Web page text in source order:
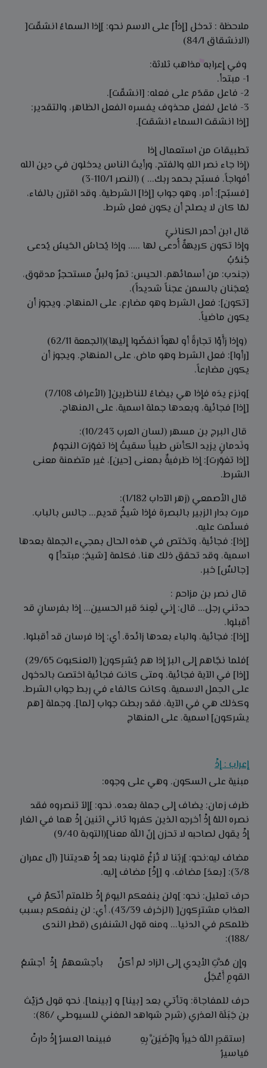
ملاحظة : تدخل [إذاْ] على الاسم نحو: ]إذا السماءُ انشقّت[
(الانشقاق 84/1)
وفي إعرابه مذاهب ثلاثة:
1- مبتدأ.
2- فاعل مقدّم على فعله: [انشقّت].
3- فاعل لفعل محذوف يفسره الفعل الظاهر، والتقدير:
[إذا انشقت السماء انشقت].
تطبيقات من استعمال إذا
(إذا جاء نصر اللهِ والفتح. ورأيتَ الناس يدخلون في دين الله
أفواجاً. فسبّح بحمد ربك... ) (النصر 110/1-3)
[فسبّح]: أمر، وهو جواب [إذا] الشرطية. وقد اقترن بالفاء،
لمّا كان لا يصلح أن يكون فعل شرط.
قال ابن أحمر الكنانيّ
وإذا تكون كريهةٌ أُدعى لها ..... وإذا يُحاسُ الحَيسُ يُدعى
جُندُبُ
(جندب: من أسمائهم. الحيس: تمرٌ ولبنٌ مستحجرٌ مدقوق،
يُعجَنان بالسمن عجناً شديداً).
[تكون]: فعل الشرط وهو مضارع، على المنهاج. ويجوز أن
يكون ماضياً.
(وإذا رَأَوْا تجارةً أو لهواً انفضّوا إليها)(الجمعة 62/11)
[رأوا]: فعل الشرط وهو ماض، على المنهاج. ويجوز أن
يكون مضارعاً.
]ونزع يدَه فإذا هي بيضاءُ للناظرين[ (الأعراف 7/108)
[إذا] فجائية، وبعدها جملة اسمية، على المنهاج.
قال البرج بن مسهر (لسان العرب 10/243):
ونَدمانٍ يزيد الكأسَ طيباً سقيتُ إذا تغوّرَت النجومُ
[إذا تغوّرت]: إذا ظرفيةٌ بمعنى [حين]، غير متضمنة معنى
الشرط.
قال الأصمعي (زهر الآداب 1/182):
مررت بدار الزبير بالبصرة فإذا شيخٌ قديم... جالس بالباب.
فسلّمت عليه.
[إذا]: فجائية، وتختص في هذه الحال بمجيء الجملة بعدها
اسمية، وقد تحقق ذلك هنا، فكلمة [شيخ: مبتدأ] و
[جالسٌ] خبر.
قال نصر بن مزاحم :
حدثني رجل... قال: إني لَعِندَ قبر الحسين... إذا بفرسانٍ قد
أقبلوا.
[إذا]: فجائية، والباء بعدها زائدة. أي: إذا فرسان قد أقبلوا.
]فلما نجّاهم إلى البرّ إذا هم يُشرِكون[ (العنكبوت 29/65)
[إذا] في الآية فجائية. ومتى كانت فجائية اختصت بالدخول
على الجمل الاسمية، وكانت كالفاء في ربط جواب الشرط.
وكذلك هي في الآية، فقد ربطت جواب [لما]. وجملة [هم
يشركون] اسمية، على المنهاج
إعراب : إذْ
مبنية على السكون. وهي على وجوه:
ظرف زمان: يضاف إلى جملة بعده، نحو: ]إلاّ تنصروه فقد
نصره اللهُ إذْ أخرجه الذين كفروا ثاني اثنين إذْ هما في الغار
إذْ يقول لصاحبه لا تحزن إنّ اللّهَ معنا](التوبة 9/40)
مضاف ليه:نحو: ]ربّنا لا تُزغْ قلوبنا بعد إذْ هديتنا[ (آل عمران
3/8): [بعدَ] مضاف، و [إذْ] مضاف إليه.
حرف تعليل: نحو: ]ولن ينفعكم اليومَ إذْ ظلمتم أنّكمْ في
العذاب مشترِكون[ (الزخرف 43/39)، أي: لن ينفعكم بسبب
ظلمكم في الدنيا... ومنه قول الشنفرى (قطر الندى
/188):
وإن مُدَّتِ الأيدي إلى الزاد لم أكنْ بأجشعهمْ إذْ أجشعُ
القومِ أَعْجَلُ
حرف للمفاجاة: وتأتي بعد [بينا] و [بينما]، نحو قول حُرَيْث
بن جَبَلَة العذري (شرح شواهد المغني للسيوطي /86):
اِستقدِرِ اللّهَ خيراً وارْضَيَنَّ بِهِ فبينما العسرُ إذْ دارتْ
مَياسيرُ